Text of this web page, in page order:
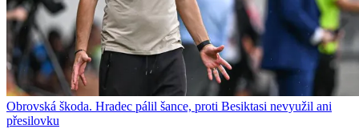
Obrovská škoda. Hradec pálil šance, proti Besiktasi nevyužil ani
přesilovku